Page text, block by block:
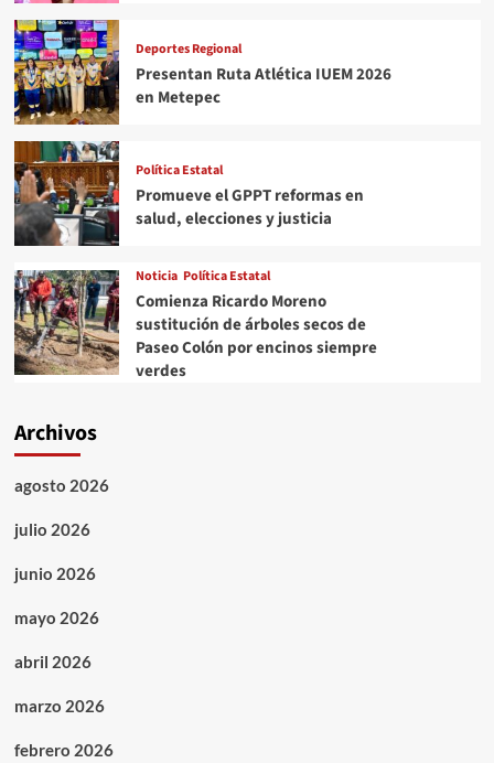
Deportes Regional
Presentan Ruta Atlética IUEM 2026
en Metepec
Política Estatal
Promueve el GPPT reformas en
salud, elecciones y justicia
Noticia Política Estatal
Comienza Ricardo Moreno
sustitución de árboles secos de
Paseo Colón por encinos siempre
verdes
Archivos
agosto 2026
julio 2026
junio 2026
mayo 2026
abril 2026
marzo 2026
febrero 2026